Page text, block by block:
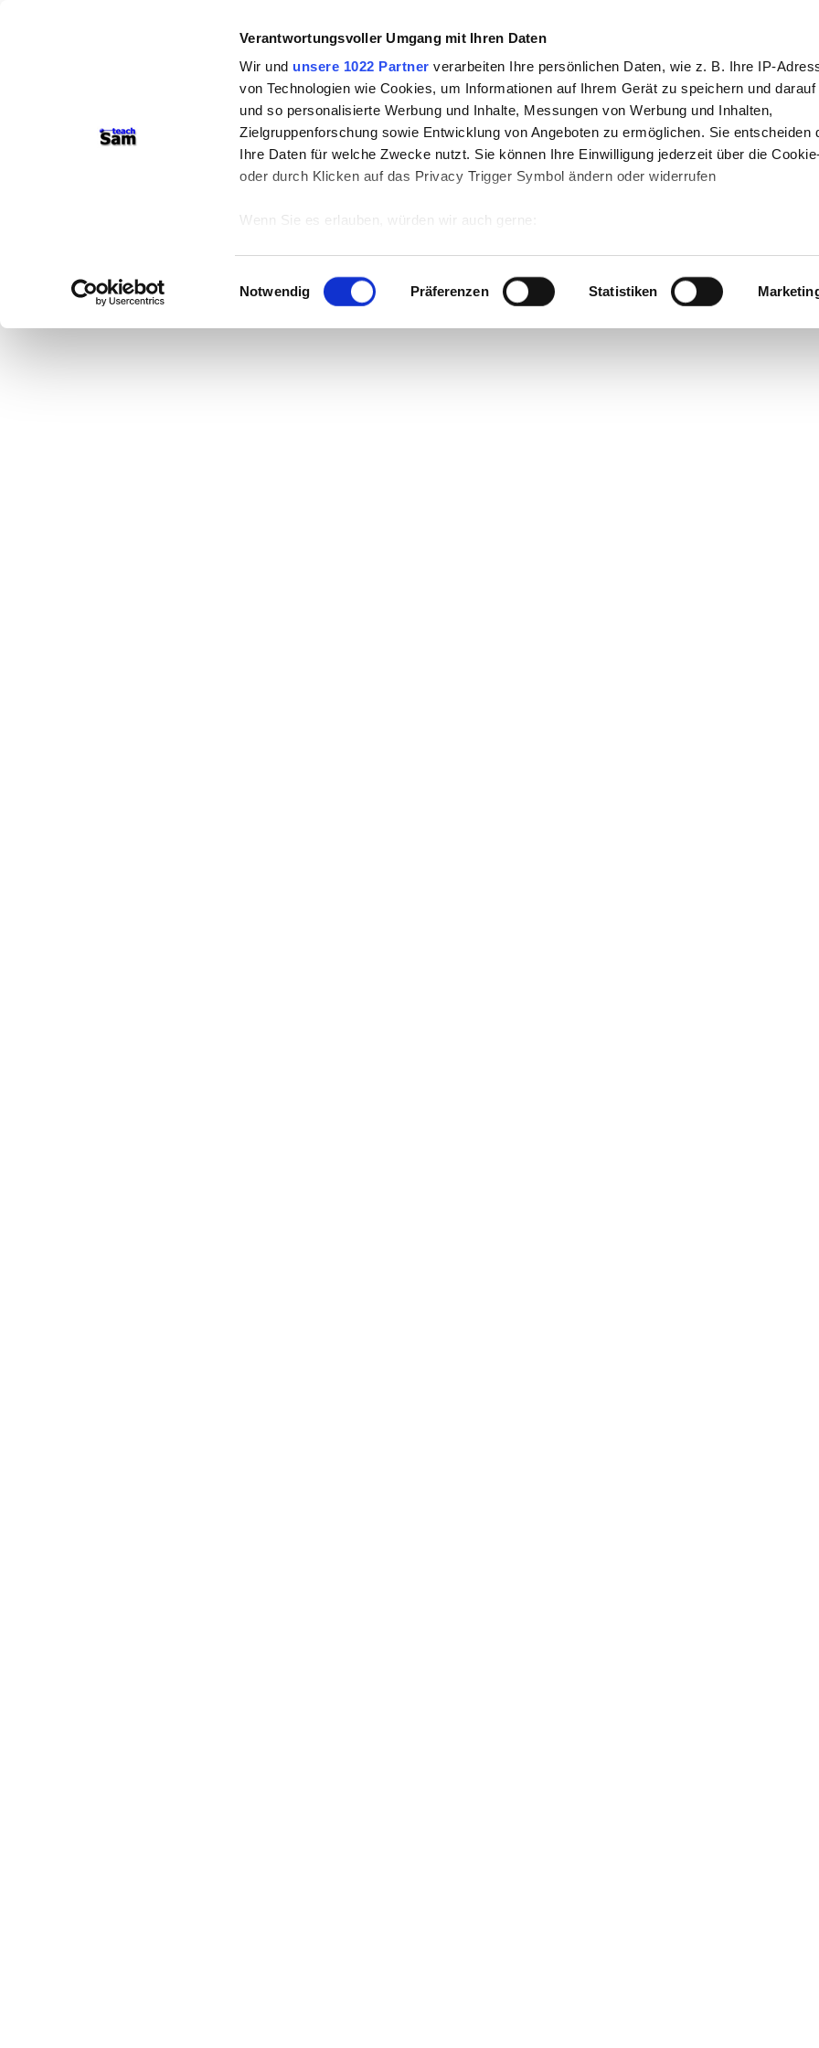
Verantwortungsvoller Umgang mit Ihren Daten
Wir und unsere 1022 Partner verarbeiten Ihre persönlichen Daten, wie z. B. Ihre IP-
von Technologien wie Cookies, um Informationen auf Ihrem Gerät zu speichern und
und so personalisierte Werbung und Inhalte, Messungen von Werbung und Inhalten,
Zielgruppenforschung sowie Entwicklung von Angeboten zu ermöglichen. Sie entscheiden
Ihre Daten für welche Zwecke nutzt. Sie können Ihre Einwilligung jederzeit über die
oder durch Klicken auf das Privacy Trigger Symbol ändern oder widerrufen
Wenn Sie es erlauben, würden wir auch gerne:
Ihr Gerät durch aktives Scannen nach bestimmten Merkmalen (Fingerprinting)
Erfahren Sie mehr darüber, wie Ihre persönlichen Daten verarbeitet werden, und legen Sie
Präferenzen imAbschnitt Einzelheitenfest.
Einwilligungsauswahl
Notwendig Präferenzen Statistiken